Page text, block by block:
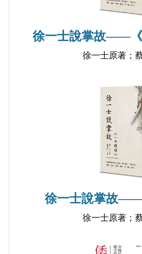
徐一士說掌故——《
徐一士原著；
徐一士說掌故——
徐一士原著；